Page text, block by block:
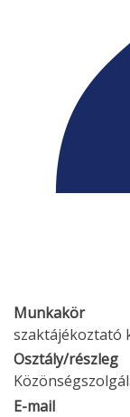
Munkakör
szaktájékoztató
Osztály/részleg
E-mail